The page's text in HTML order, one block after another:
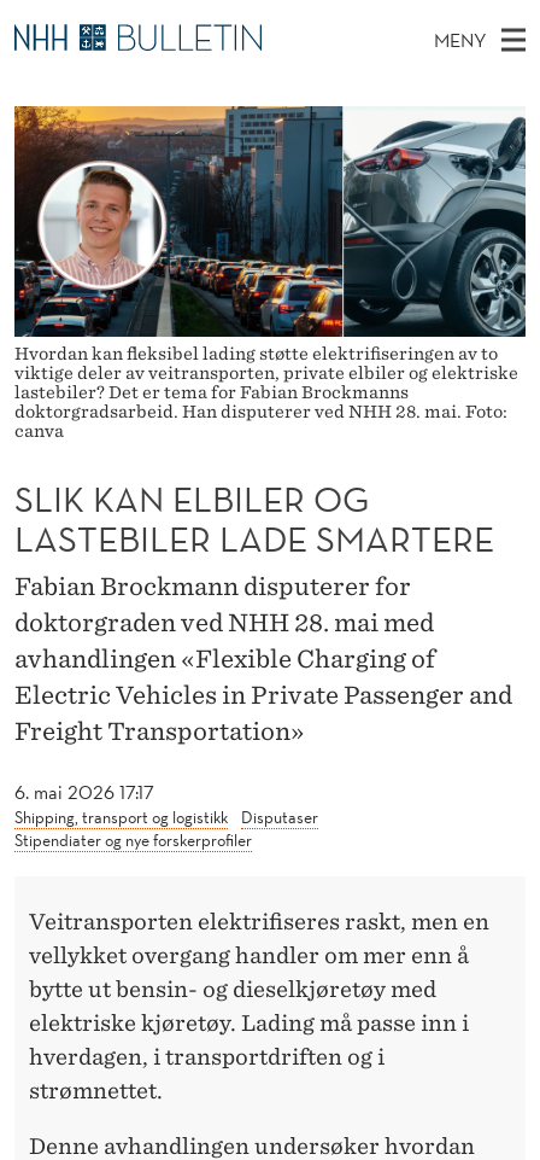
S
L
K
A
N
E
L
B
L
E
R
O
G
L
A
S
MENY
O
V
E
M
E
N
Y
Ø
K
I
N
E
E
D
E
T
Stipendiater og nye forskerprofiler
Disputaser
Ekspertutvalg
Om Bulletin
Hvordan kan fleksibel lading støtte elektrifiseringen av to
viktige deler av veitransporten, private elbiler og elektriske
lastebiler? Det er tema for Fabian Brockmanns
doktorgradsarbeid. Han disputerer ved NHH 28. mai. Foto:
canva
6. mai 2026 17:17
Shipping, transport og logistikk
Disputaser
Stipendiater og nye forskerprofiler
SLIK KAN ELBILER OG
LASTEBILER LADE SMARTERE
Fabian Brockmann disputerer for
doktorgraden ved NHH 28. mai med
avhandlingen «Flexible Charging of
Electric Vehicles in Private Passenger and
Freight Transportation»
Veitransporten elektrifiseres raskt, men en
vellykket overgang handler om mer enn å
bytte ut bensin- og dieselkjøretøy med
elektriske kjøretøy. Lading må passe inn i
hverdagen, i transportdriften og i
strømnettet.
Denne avhandlingen undersøker hvordan